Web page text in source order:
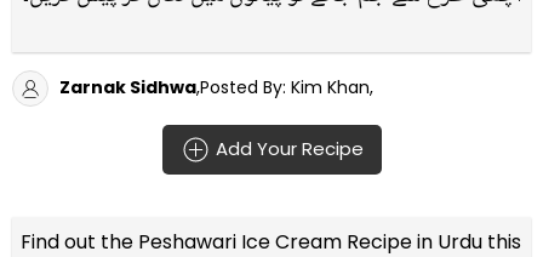
Zarnak Sidhwa,Posted By: Kim Khan,
Add Your Recipe
Find out the Peshawari Ice Cream Recipe in Urdu this